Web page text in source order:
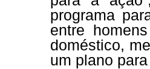
programa
entre
doméstico,
um plano